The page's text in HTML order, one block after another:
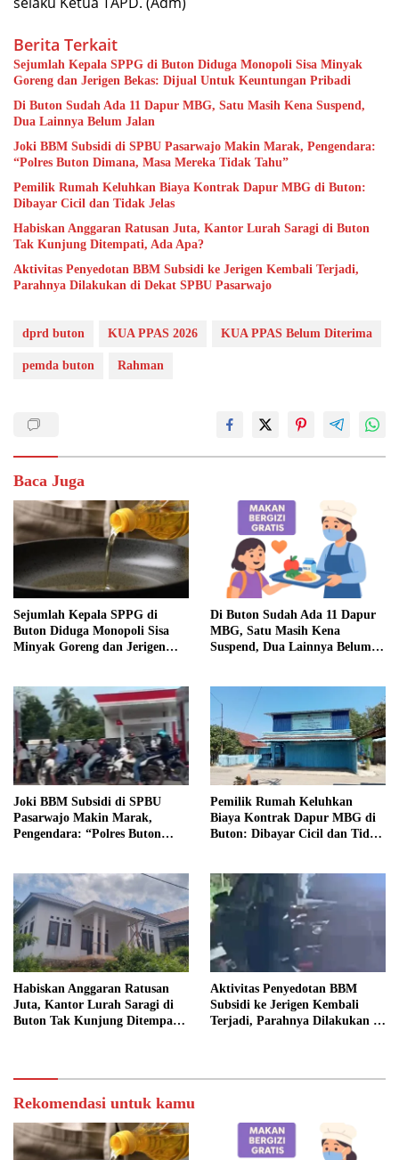
Berita Terkait
Sejumlah Kepala SPPG di Buton Diduga Monopoli Sisa Minyak
Goreng dan Jerigen Bekas: Dijual Untuk Keuntungan Pribadi
Di Buton Sudah Ada 11 Dapur MBG, Satu Masih Kena Suspend,
Dua Lainnya Belum Jalan
Joki BBM Subsidi di SPBU Pasarwajo Makin Marak, Pengendara:
“Polres Buton Dimana, Masa Mereka Tidak Tahu”
Pemilik Rumah Keluhkan Biaya Kontrak Dapur MBG di Buton:
Dibayar Cicil dan Tidak Jelas
Habiskan Anggaran Ratusan Juta, Kantor Lurah Saragi di Buton
Tak Kunjung Ditempati, Ada Apa?
Aktivitas Penyedotan BBM Subsidi ke Jerigen Kembali Terjadi,
Parahnya Dilakukan di Dekat SPBU Pasarwajo
dprd buton KUA PPAS 2026 KUA PPAS Belum Diterima
pemda buton Rahman
Baca Juga
Sejumlah Kepala SPPG di
Buton Diduga Monopoli Sisa
Minyak Goreng dan Jerigen
Di Buton Sudah Ada 11 Dapur
MBG, Satu Masih Kena
Suspend, Dua Lainnya Belum
Joki BBM Subsidi di SPBU
Pasarwajo Makin Marak,
Pengendara: “Polres Buton
Pemilik Rumah Keluhkan
Biaya Kontrak Dapur MBG di
Buton: Dibayar Cicil dan Tidak
Habiskan Anggaran Ratusan
Juta, Kantor Lurah Saragi di
Buton Tak Kunjung Ditempati,
Aktivitas Penyedotan BBM
Subsidi ke Jerigen Kembali
Terjadi, Parahnya Dilakukan di
Rekomendasi untuk kamu